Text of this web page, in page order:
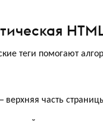
теги помогают
часть